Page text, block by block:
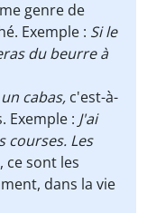
genre de
Exemple : Si le
du beurre à
un cabas, c'est-à-
Exemple : J'ai
courses. Les
ce sont les
dans la vie